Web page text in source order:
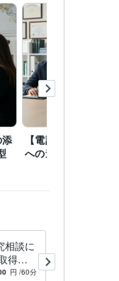
会、特別
アセミナ
ション学
談
傾聴
添
【電話】名門大学大
への進学について
相談に
得な
強力支
円 /60分